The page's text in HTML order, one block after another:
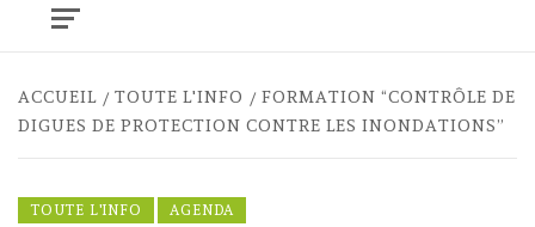
Menu
ACCUEIL TOUTE L'INFO
FORMATION “CONTRÔLE DE
DIGUES DE PROTECTION CONTRE LES INONDATIONS”
TOUTE L'INFO AGENDA